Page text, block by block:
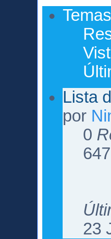
Temas
Lista
por
0
23